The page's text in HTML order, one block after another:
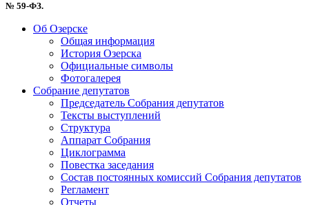
№ 59-ФЗ.
Об Озерске
Общая информация
История Озерска
Официальные символы
Фотогалерея
Собрание депутатов
Председатель Собрания депутатов
Тексты выступлений
Структура
Аппарат Собрания
Циклограмма
Повестка заседания
Состав постоянных комиссий Собрания депутатов
Регламент
Отчеты